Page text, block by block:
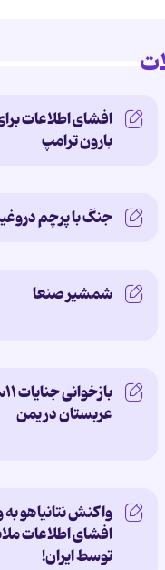
افشای اطلاعات
بارون ترامپ
جنگ با پرچم
شمشیر صنعا
عربستان در یمن
واکنش نتانیاهو به
افشای اطلاعات
توسط ایران!